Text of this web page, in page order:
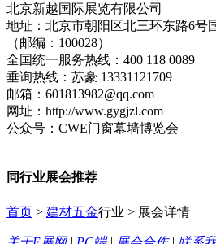
北京新越国际展览有限公司
地址：北京市朝阳区北三环东路6号
（邮编：100028）
全国统一服务热线：400 118 0089
垂询热线：苏豪 13331121709
邮箱：601813982@qq.com
网址：http://www.gygjzl.com
公众号：CWE门窗幕墙博览会
同行业展会推荐
首页 > 建材五金行业 > 展会详情